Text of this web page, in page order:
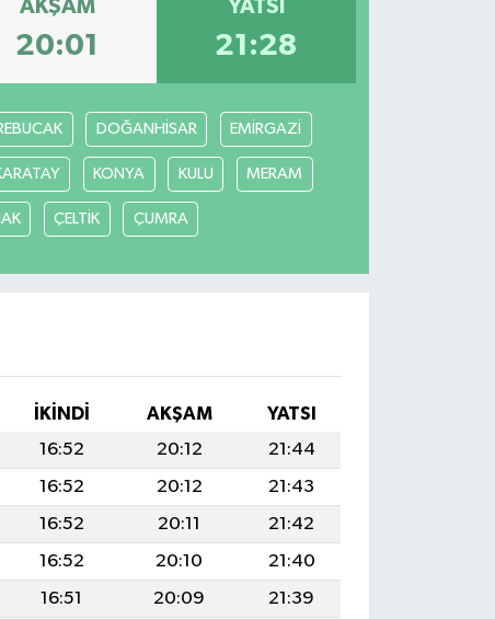
AKŞAM
20:01
YATSI
21:28
DOĞANHİSAR EMİRGAZİ
KONYA KULU MERAM
ÇELTİK ÇUMRA
İKINDI AKŞAM
YATSI
16:52 20:12
21:44
16:52 20:12
21:43
16:52 20:11
21:42
16:52 20:10
21:40
16:51 20:09
21:39